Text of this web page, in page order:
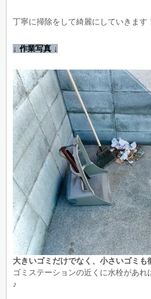
丁寧に掃除をして綺麗にしていきます
↓ 作業写真 ↓
大きいゴミだけでなく、小さいゴミも
ゴミステーションの近くに水栓があ
♪